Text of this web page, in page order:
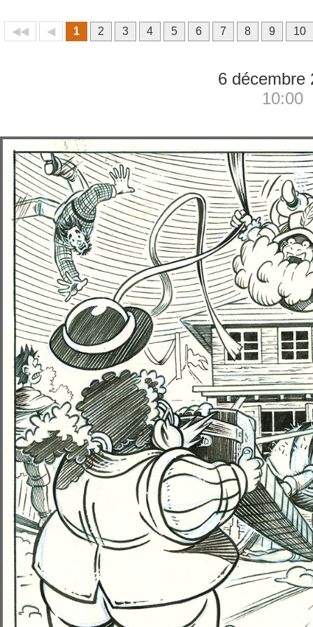
◀◀ ◀ 1 2 3 4 5 6 7 8 9 10
6 décembre
10:00